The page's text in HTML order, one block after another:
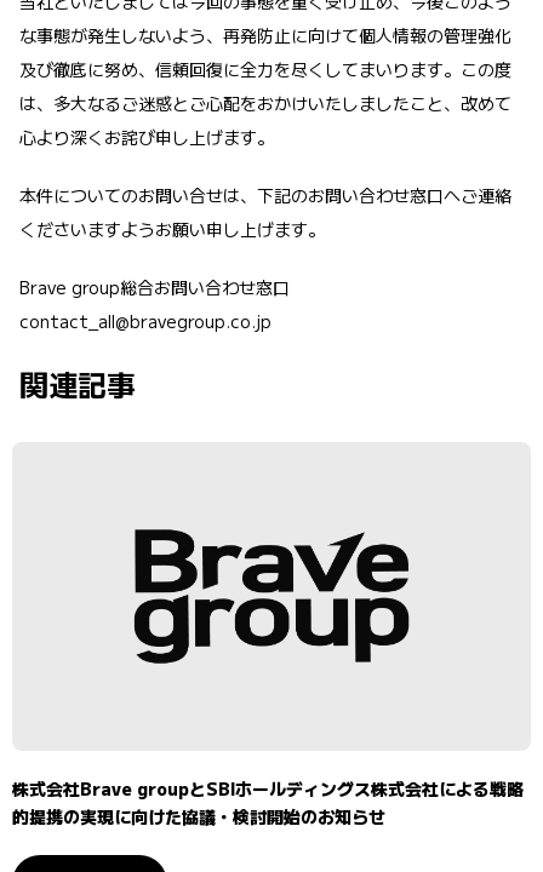
な事態が発生しないよう、再発防止に向けて個人情報の管理強化
及び徹底に努め、信頼回復に全力を尽くしてまいります。この度
は、多大なるご迷惑とご心配をおかけいたしましたこと、改めて
心より深くお詫び申し上げます。
本件についてのお問い合せは、下記のお問い合わせ窓口へご連絡
くださいますようお願い申し上げます。
Brave group総合お問い合わせ窓口
contact_all@bravegroup.co.jp
関連記事
株式会社Brave groupとSBIホールディングス株式会社による戦略
的提携の実現に向けた協議・検討開始のお知らせ